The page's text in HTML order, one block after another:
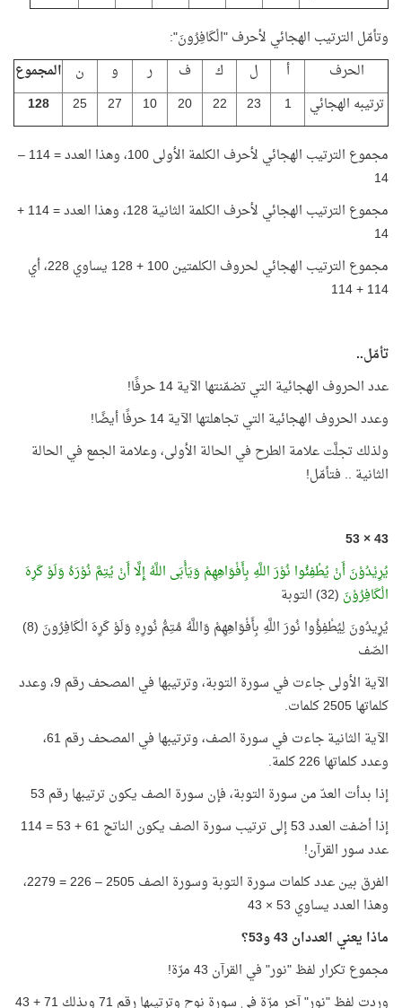
وتأمّل الترتيب الهجائي لأحرف "الْكَافِرُونَ":
الحرف
أ ل ك ف ر و ن
المجموع
ترتيبه الهجائي
1
23
22
20
10
27
25
128
مجموع الترتيب الهجائي لأحرف الكلمة الأولى 100، وهذا العدد = 114 –
14
مجموع الترتيب الهجائي لأحرف الكلمة الثانية 128، وهذا العدد = 114 +
14
مجموع الترتيب الهجائي لحروف الكلمتين 100 + 128 يساوي 228، أي
114 + 114
تأمّل..
عدد الحروف الهجائية التي تضمّنتها الآية 14 حرفًا!
وعدد الحروف الهجائية التي تجاهلتها الآية 14 حرفًا أيضًا!
ولذلك تجلَّت علامة الطرح في الحالة الأولى، وعلامة الجمع في الحالة
الثانية .. فتأمّل!
43 × 53
يُرِيْدُوْنَ أَنْ يُطْفِئُوا نُوْرَ اللَّهِ بِأَفْوَاهِهِمْ وَيَأْبَى اللَّهُ إِلَّا أَنْ يُتِمَّ نُوْرَهُ وَلَوْ كَرِهَ
الْكَافِرُوْنَ (32) التوبة
يُرِيدُونَ لِيُطْفِؤُوا نُورَ اللَّهِ بِأَفْوَاهِهِمْ وَاللَّهُ مُتِمُّ نُورِهِ وَلَوْ كَرِهَ الْكَافِرُونَ (8)
الصّف
الآية الأولى جاءت في سورة التوبة، وترتيبها في المصحف رقم 9، وعدد
كلماتها 2505 كلمات.
الآية الثانية جاءت في سورة الصف، وترتيبها في المصحف رقم 61،
وعدد كلماتها 226 كلمة.
إذا بدأت العدّ من سورة التوبة، فإن سورة الصف يكون ترتيبها رقم 53
إذا أضفت العدد 53 إلى ترتيب سورة الصف يكون الناتج 61 + 53 = 114
عدد سور القرآن!
الفرق بين عدد كلمات سورة التوبة وسورة الصف 2505 – 226 = 2279،
وهذا العدد يساوي 53 × 43
ماذا يعني العددان 43 و53؟
مجموع تكرار لفظ "نور" في القرآن 43 مرّة!
وردت لفظ "نور" آخر مرّة في سورة نوح وترتيبها رقم 71 وبذلك 71 + 43